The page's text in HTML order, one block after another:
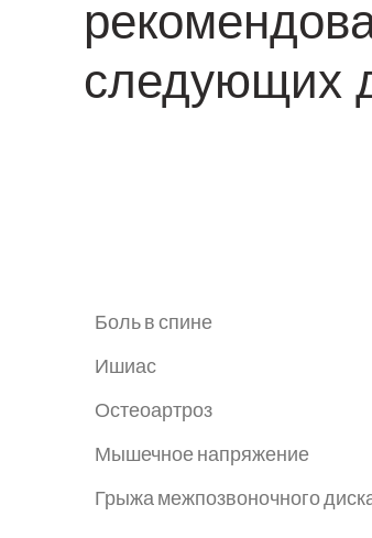
следующих
Боль в спине
Ишиас
Остеоартроз
Мышечное напряжение
Грыжа межпозвоночного